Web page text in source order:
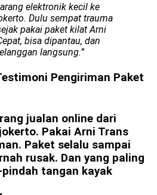
elektronik kecil ke
Dulu sempat trauma
pakai paket kilat Arni
bisa dipantau, dan
langsung.”
Pengiriman Paket
jualan online dari
Pakai Arni Trans
Paket selalu sampai
rusak. Dan yang paling
tangan kayak